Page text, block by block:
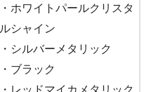
・ホワイトパールクリスタ
ルシャイン
・シルバーメタリック
・ブラック
・レッドマイカメタリック